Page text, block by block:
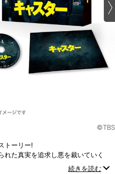
©TBS
トーリー!
れた真実を追求し悪を裁いていく
続きを読む